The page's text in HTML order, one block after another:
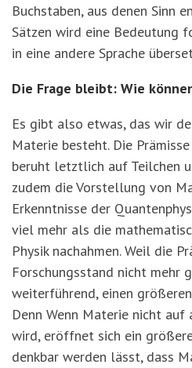
Buchstaben, aus denen Sinn
Sätzen wird eine Bedeutung
in eine andere Sprache
Die Frage bleibt: Wie
Es gibt also etwas, das wir
Materie besteht. Die
beruht letztlich auf Teilchen
zudem die Vorstellung von
Erkenntnisse der
viel mehr als die
Physik nachahmen. Weil die
Forschungsstand nicht mehr
weiterführend, einen
Denn Wenn Materie nicht
wird, eröffnet sich ein
denkbar werden lässt, dass